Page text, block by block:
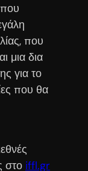
που
μια δια
για το
που θα
στο iffl.gr